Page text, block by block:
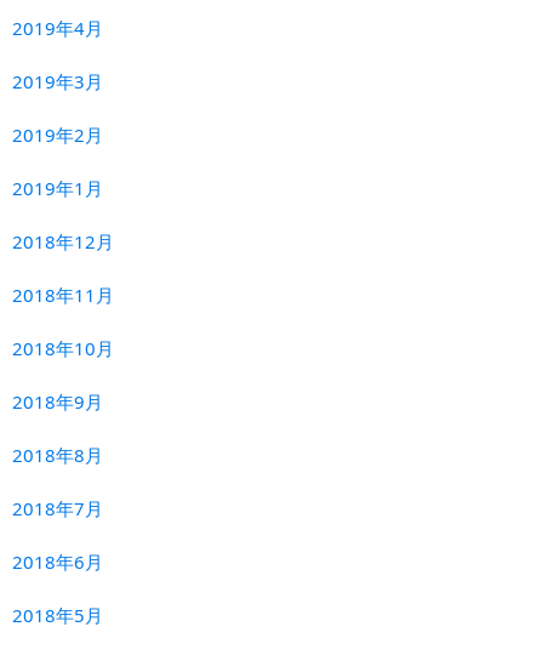
2019年4月
2019年3月
2019年2月
2019年1月
2018年12月
2018年11月
2018年10月
2018年9月
2018年8月
2018年7月
2018年6月
2018年5月